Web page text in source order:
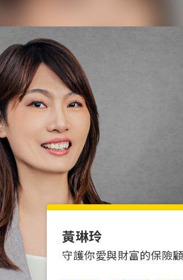
黃琳玲
守護你愛與財富的保險